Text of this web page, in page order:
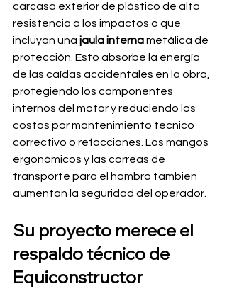
carcasa exterior de plástico de alta
resistencia a los impactos o que
incluyan una jaula interna metálica de
protección. Esto absorbe la energía
de las caídas accidentales en la obra,
protegiendo los componentes
internos del motor y reduciendo los
costos por mantenimiento técnico
correctivo o refacciones. Los mangos
ergonómicos y las correas de
transporte para el hombro también
aumentan la seguridad del operador.
Su proyecto merece el
respaldo técnico de
Equiconstructor